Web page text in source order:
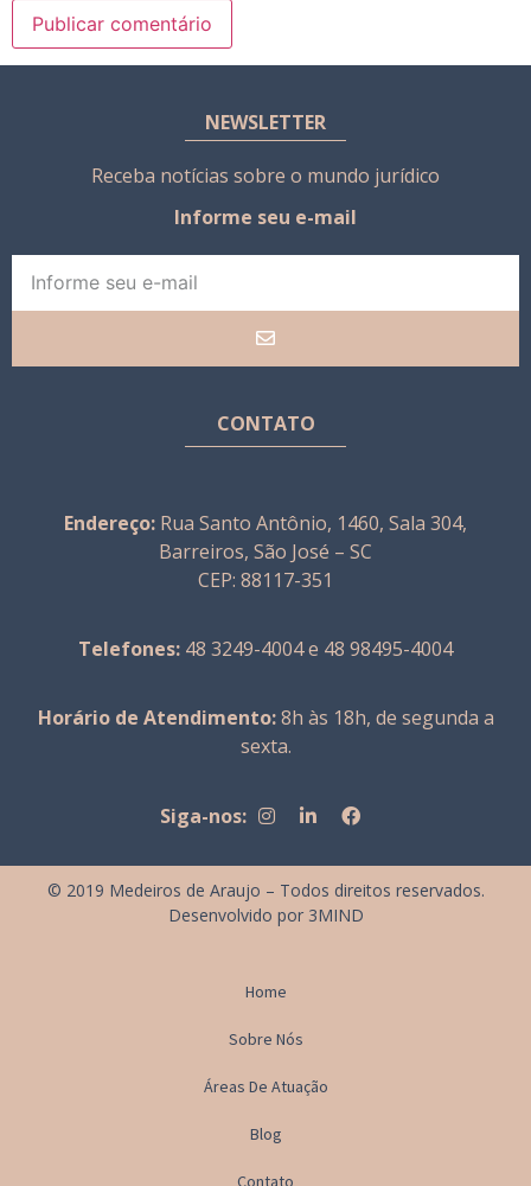
NEWSLETTER
Receba notícias sobre o mundo jurídico
Informe seu e-mail
CONTATO
Endereço: Rua Santo Antônio, 1460, Sala 304,
Barreiros, São José – SC
CEP: 88117-351
Telefones: 48 3249-4004 e 48 98495-4004
Horário de Atendimento:8h às 18h, de segunda a
sexta.
Siga-nos:
© 2019 Medeiros de Araujo – Todos direitos reservados.
Desenvolvido por 3MIND
Home
Sobre Nós
Áreas De Atuação
Blog
Contato